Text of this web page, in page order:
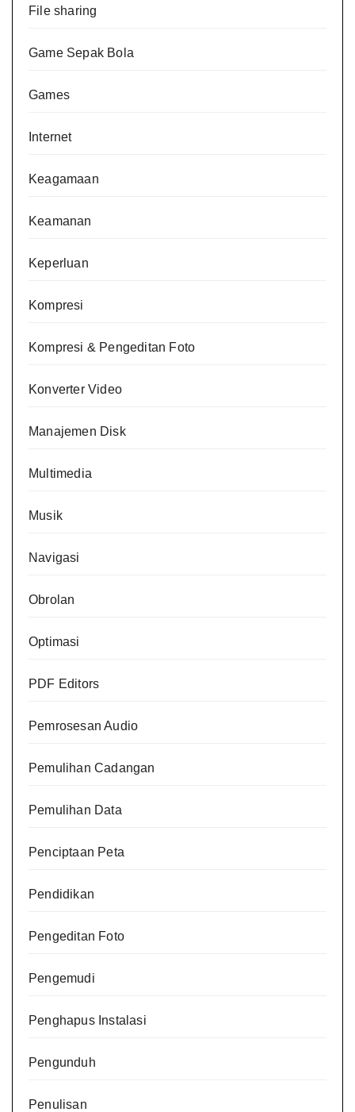
File sharing
Game Sepak Bola
Games
Internet
Keagamaan
Keamanan
Keperluan
Kompresi
Kompresi & Pengeditan Foto
Konverter Video
Manajemen Disk
Multimedia
Musik
Navigasi
Obrolan
Optimasi
PDF Editors
Pemrosesan Audio
Pemulihan Cadangan
Pemulihan Data
Penciptaan Peta
Pendidikan
Pengeditan Foto
Pengemudi
Penghapus Instalasi
Pengunduh
Penulisan